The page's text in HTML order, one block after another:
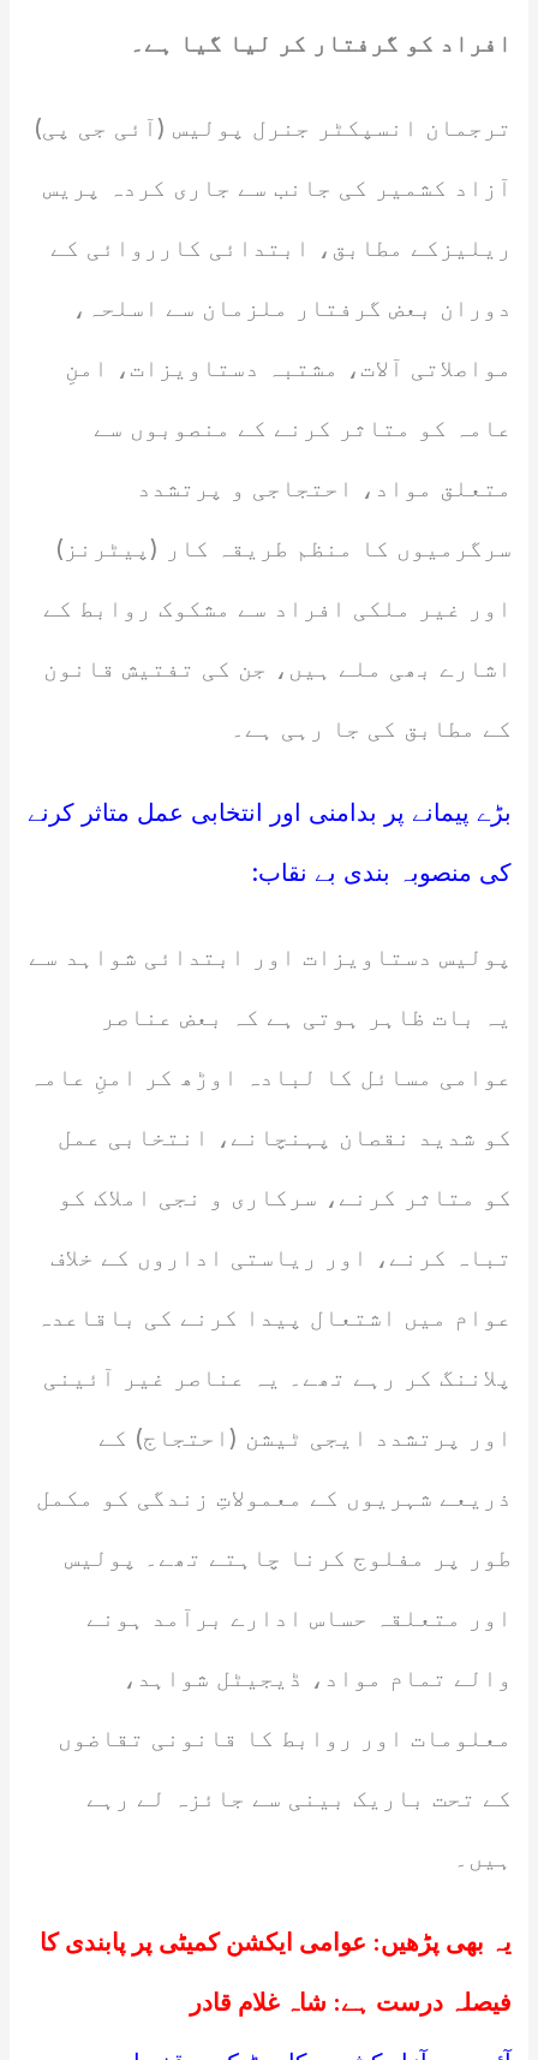
افراد کو گرفتار کر لیا گیا ہے۔
ترجمان انسپکٹر جنرل پولیس (آئی جی پی)
آزاد کشمیر کی جانب سے جاری کردہ پریس
ریلیزکے مطابق، ابتدائی کارروائی کے
دوران بعض گرفتار ملزمان سے اسلحہ،
مواصلاتی آلات، مشتبہ دستاویزات، امنِ
عامہ کو متاثر کرنے کے منصوبوں سے
متعلق مواد، احتجاجی و پرتشدد
سرگرمیوں کا منظم طریقہ کار (پیٹرنز)
اور غیر ملکی افراد سے مشکوک روابط کے
اشارے بھی ملے ہیں، جن کی تفتیش قانون
کے مطابق کی جا رہی ہے۔
بڑے پیمانے پر بدامنی اور انتخابی عمل متاثر کرنے
کی منصوبہ بندی بے نقاب:
پولیس دستاویزات اور ابتدائی شواہد سے
یہ بات ظاہر ہوتی ہے کہ بعض عناصر
عوامی مسائل کا لبادہ اوڑھ کر امنِ عامہ
کو شدید نقصان پہنچانے، انتخابی عمل
کو متاثر کرنے، سرکاری و نجی املاک کو
تباہ کرنے، اور ریاستی اداروں کے خلاف
عوام میں اشتعال پیدا کرنے کی باقاعدہ
پلاننگ کر رہے تھے۔ یہ عناصر غیر آئینی
اور پرتشدد ایجی ٹیشن (احتجاج) کے
ذریعے شہریوں کے معمولاتِ زندگی کو مکمل
طور پر مفلوج کرنا چاہتے تھے۔ پولیس
اور متعلقہ حساس ادارے برآمد ہونے
والے تمام مواد، ڈیجیٹل شواہد،
معلومات اور روابط کا قانونی تقاضوں
کے تحت باریک بینی سے جائزہ لے رہے
ہیں۔
یہ بھی پڑھیں: عوامی ایکشن کمیٹی پر پابندی کا
فیصلہ درست ہے: شاہ غلام قادر